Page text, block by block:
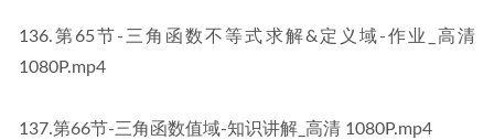
​136​.第65节-三角函数不等式求解&定义域-作业_高清
1080P​​.mp4
​137​.第66节-三角函数值域-知识讲解_高清 1080P​​.mp4